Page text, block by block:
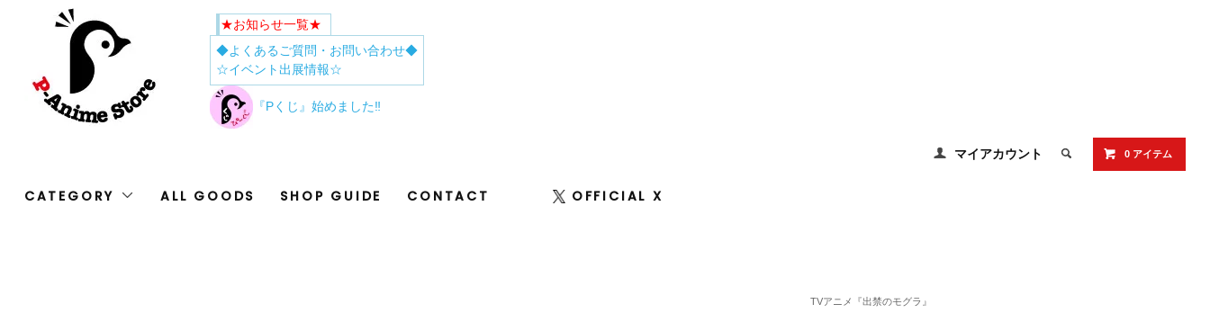
★お知らせ一覧★
◆よくあるご質問・お問い合わせ◆
☆イベント出展情報☆
『Pくじ』始めました‼
マイアカウント 0 アイテム
CATEGORY ALL GOODS SHOP GUIDE CONTACT OFFICIAL X
TVアニメ『出禁のモグラ』